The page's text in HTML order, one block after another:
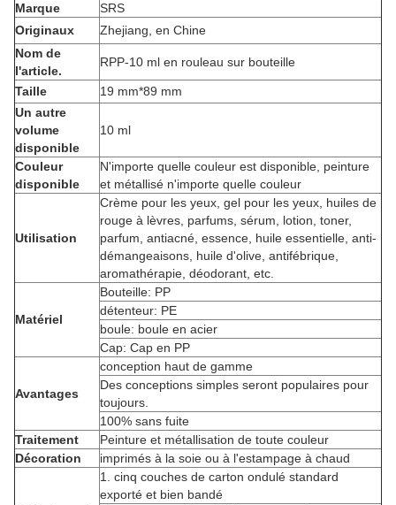
Marque
SRS
Originaux
Zhejiang, en Chine
Nom de
l'article.
RPP-10 ml en rouleau sur bouteille
Taille
19 mm*89 mm
Un autre
volume
disponible
10 ml
Couleur
disponible
N'importe quelle couleur est disponible, peinture
et métallisé n'importe quelle couleur
Utilisation
Crème pour les yeux, gel pour les yeux, huiles de
rouge à lèvres, parfums, sérum, lotion, toner,
parfum, antiacné, essence, huile essentielle, anti-
démangeaisons, huile d'olive, antifébrique,
aromathérapie, déodorant, etc.
Matériel
Bouteille: PP
détenteur: PE
boule: boule en acier
Cap: Cap en PP
Avantages
conception haut de gamme
Des conceptions simples seront populaires pour
toujours.
100% sans fuite
Traitement
Peinture et métallisation de toute couleur
Décoration
imprimés à la soie ou à l'estampage à chaud
1. cinq couches de carton ondulé standard
exporté et bien bandé